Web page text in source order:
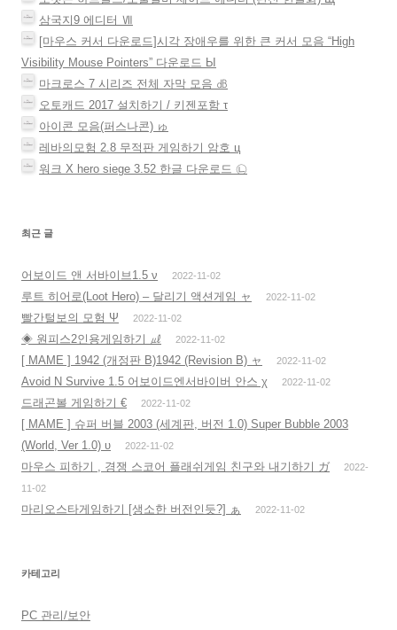
삼국지9 에디터 Ⅶ
[마우스 커서 다운로드]시각 장애우를 위한 큰 커서 모음 “High
Visibility Mouse Pointers” 다운로드 Ы
마크로스 7 시리즈 전체 자막 모음 ㏈
오토캐드 2017 설치하기 / 키젠포함 τ
아이콘 모음(퍼스나콘) ゅ
레바의모험 2.8 무적판 게임하기 암호 ц
워크 X hero siege 3.52 한글 다운로드 ㉡
최근 글
어보이드 앤 서바이브1.5 ν 2022-11-02
루트 히어로(Loot Hero) – 달리기 액션게임 ャ 2022-11-02
빨간털보의 모험 Ψ 2022-11-02
◈ 원피스2인용게임하기 ㎕ 2022-11-02
[ MAME ] 1942 (개정판 B)1942 (Revision B) ャ 2022-11-02
Avoid N Survive 1.5 어보이드엔서바이버 안스 χ 2022-11-02
드래곤볼 게임하기 € 2022-11-02
[ MAME ] 슈퍼 버블 2003 (세계판, 버전 1.0) Super Bubble 2003
(World, Ver 1.0) υ
2022-11-02
마우스 피하기 , 경쟁 스코어 플래쉬게임 친구와 내기하기 ガ
2022-
11-02
마리오스타게임하기 [생소한 버전인듯?] ぁ 2022-11-02
카테고리
PC 관리/보안